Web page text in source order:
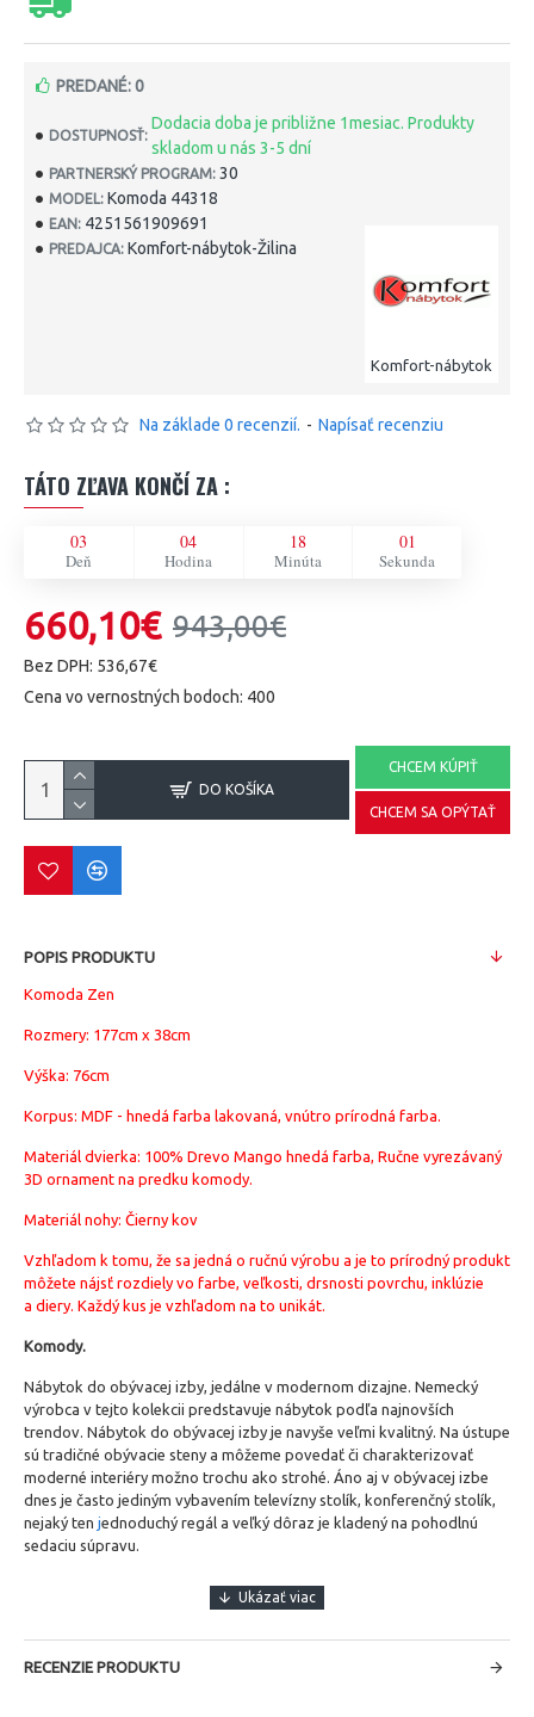
DOSTUPNOSŤ:
Dodacia doba je približne 1mesiac. Produkty
skladom u nás 3-5 dní
PARTNERSKÝ PROGRAM: 30
MODEL: Komoda 44318
EAN: 4251561909691
PREDAJCA: Komfort-nábytok-Žilina
Komfort-nábytok
PREDANÉ: 0
Na základe 0 recenzií. - Napísať recenziu
TÁTO ZĽAVA KONČÍ ZA :
03
Deň
04
Hodina
17
Minúta
60
Sekunda
660,10€ 943,00€
Bez DPH: 536,67€
Cena vo vernostných bodoch: 400
DO KOŠÍKA
CHCEM KÚPIŤ
CHCEM SA OPÝTAŤ
POPIS PRODUKTU
Komoda Zen
Rozmery: 177cm x 38cm
Výška: 76cm
Korpus: MDF - hnedá farba lakovaná, vnútro prírodná farba.
Materiál dvierka: 100% Drevo Mango hnedá farba, Ručne vyrezávaný
3D ornament na predku komody.
Materiál nohy: Čierny kov
Vzhľadom k tomu, že sa jedná o ručnú výrobu a je to prírodný produkt
môžete nájsť rozdiely vo farbe, veľkosti, drsnosti povrchu, inklúzie
a diery. Každý kus je vzhľadom na to unikát.
Komody.
Nábytok do obývacej izby, jedálne v modernom dizajne. Nemecký
výrobca v tejto kolekcii predstavuje nábytok podľa najnovších
trendov. Nábytok do obývacej izby je navyše veľmi kvalitný. Na ústupe
sú tradičné obývacie steny a môžeme povedať či charakterizovať
moderné interiéry možno trochu ako strohé. Áno aj v obývacej izbe
dnes je často jediným vybavením televízny stolík, konferenčný stolík,
nejaký ten jednoduchý regál a veľký dôraz je kladený na pohodlnú
sedaciu súpravu.
RECENZIE PRODUKTU